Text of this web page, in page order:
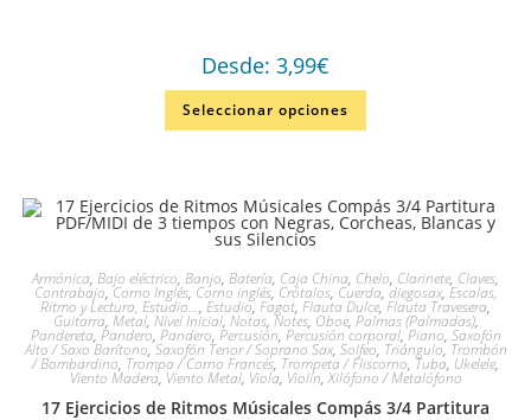
Desde: 3,99€
Seleccionar opciones
Armónica, Bajo eléctrico, Banjo, Batería, Caja China, Chelo, Clarinete, Claves,
Contrabajo,Corno Inglés, Corno inglés, Crótalos, Cuerda, diegosax, Escalas,
Ritmo y Lectura, Estudio..., Estudio, Fagot, Flauta Dulce,Flauta Travesera,
Guitarra, Metal, Nivel Inicial, Notas, Notes, Oboe, Palmas (Palmadas),
Pandereta, Pandero, Pandero, Percusión, Percusión corporal,Piano, Saxofón
Alto / Saxo Barítono,Saxofón Tenor / Soprano Sax, Solfeo, Triángulo, Trombón
/ Bombardino, Trompa / Corno Francés, Trompeta / Fliscorno, Tuba, Ukelele,
Viento Madera, Viento Metal, Viola, Violín,Xilófono / Metalófono
17 Ejercicios de Ritmos Músicales Compás 3/4 Partitura